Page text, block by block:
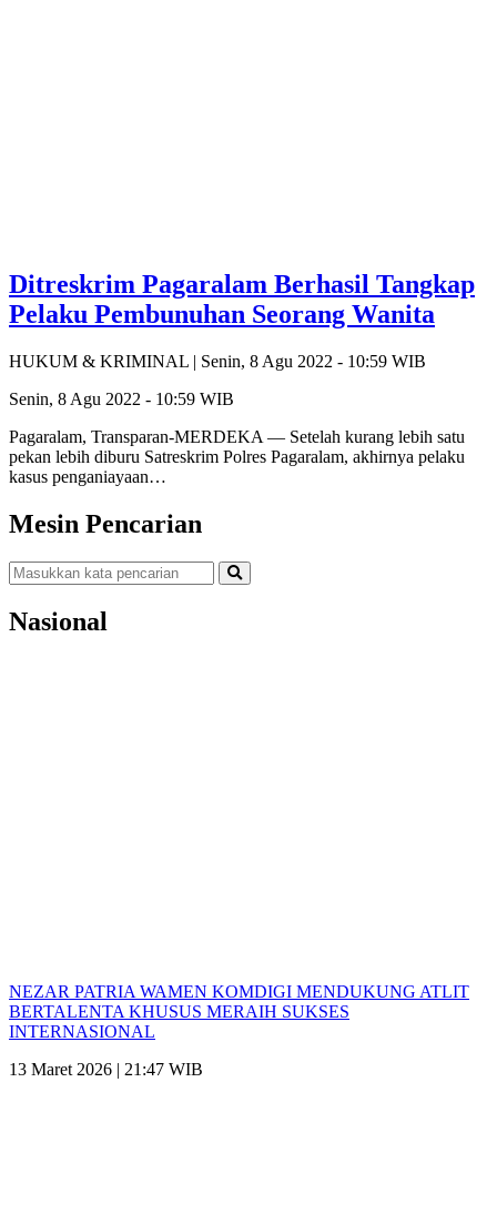
Ditreskrim Pagaralam Berhasil Tangkap
Pelaku Pembunuhan Seorang Wanita
HUKUM & KRIMINAL | Senin, 8 Agu 2022 - 10:59 WIB
Senin, 8 Agu 2022 - 10:59 WIB
Pagaralam, Transparan-MERDEKA — Setelah kurang lebih satu
pekan lebih diburu Satreskrim Polres Pagaralam, akhirnya pelaku
kasus penganiayaan…
Mesin Pencarian
Nasional
NEZAR PATRIA WAMEN KOMDIGI MENDUKUNG ATLIT
BERTALENTA KHUSUS MERAIH SUKSES
INTERNASIONAL
13 Maret 2026 | 21:47 WIB